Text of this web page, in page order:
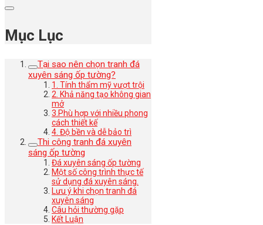
Mục Lục
Tại sao nên chọn tranh đá
xuyên sáng ốp tường?
1. Tính thẩm mỹ vượt trội
2. Khả năng tạo không gian
mở
3.Phù hợp với nhiều phong
cách thiết kế
4. Độ bền và dễ bảo trì
Thi công tranh đá xuyên
sáng ốp tường
Đá xuyên sáng ốp tường
Một số công trình thực tế
sử dụng đá xuyên sáng.
Lưu ý khi chọn tranh đá
xuyên sáng
Câu hỏi thường gặp
Kết Luận